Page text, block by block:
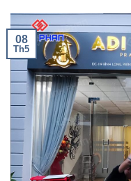
08
Th5